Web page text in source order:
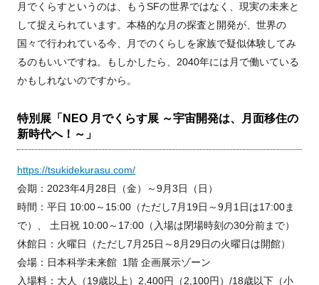
月でくらすというのは、もうSFの世界ではなく、現実の未来と
して捉えられています。本格的な月の探査と開発が、世界の
国々で行われている今、月でのくらしを家族で疑似体験してみ
るのもいいですね。もしかしたら、 2040年には月で働いている
かもしれないのですから。
特別展「 NEO 月でくらす展 ～宇宙開発は、月面移住の
新時代へ！～」
https://tsukidekurasu.com/
会期： 2023年4月 28日（金）～9月3日（日）
時間：平日 10:00～ 15:00 （ただし7 月 19日～9月 1 日は17:00ま
で）、 土日祝 10:00～ 17:00 （入場は閉場時刻の30分前まで）
休館日：火曜日（ただし7 月 25日～8 月 29日の火曜日は開館）
会場：日本科学未来館 1 階 企画展示ゾーン
入場料：大人（19歳以上） 2,400円（2,100円） /18歳以下（小